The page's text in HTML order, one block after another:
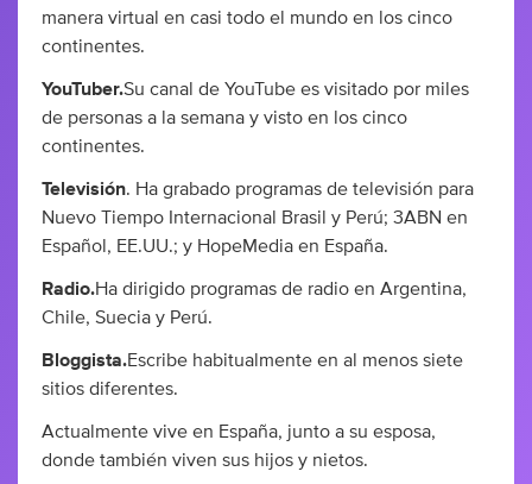
manera virtual en casi todo el mundo en los cinco
continentes.
YouTuber.Su canal de YouTube es visitado por miles
de personas a la semana y visto en los cinco
continentes.
Televisión. Ha grabado programas de televisión para
Nuevo Tiempo Internacional Brasil y Perú; 3ABN en
Español, EE.UU.; y HopeMedia en España.
Radio.Ha dirigido programas de radio en Argentina,
Chile, Suecia y Perú.
Bloggista.Escribe habitualmente en al menos siete
sitios diferentes.
Actualmente vive en España, junto a su esposa,
donde también viven sus hijos y nietos.